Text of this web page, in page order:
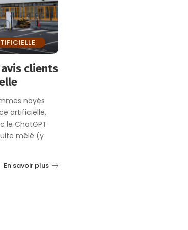
clients
noyés
artificielle.
le ChatGPT
mêlé (y
En savoir plus